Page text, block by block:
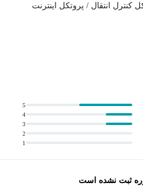
کنترل انتقال / پروتکل اینترنت
در اینترنت آشنا خواهید شد.
و ارسال می‌کنند، به همین دلیل
شبکه را شناسایی کرده و توضیح
از فایروال‌ها، سخت‌سازی سیستم‌ها،
فعالیت‌های عملی و مثال‌هایی که
1
2
3
4
5
ثبت نشده است